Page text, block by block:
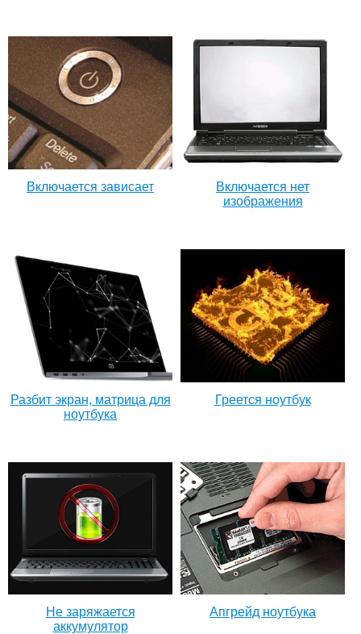
Включается зависает
Включается нет
изображения
Разбит экран, матрица для
ноутбука
Греется ноутбук
Не заряжается
аккумулятор
Апгрейд ноутбука